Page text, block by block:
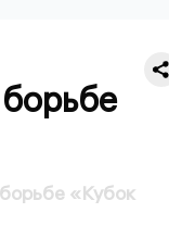
«Кубок